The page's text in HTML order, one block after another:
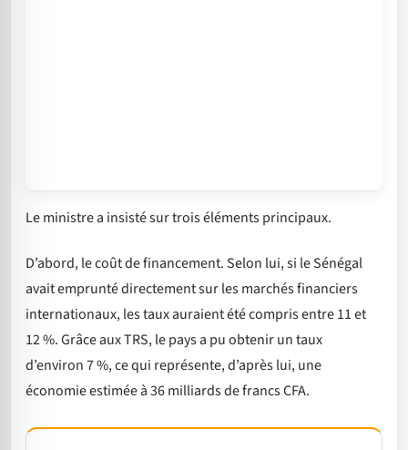
Le ministre a insisté sur trois éléments principaux.
D’abord, le coût de financement. Selon lui, si le Sénégal
avait emprunté directement sur les marchés financiers
internationaux, les taux auraient été compris entre 11 et
12 %. Grâce aux TRS, le pays a pu obtenir un taux
d’environ 7 %, ce qui représente, d’après lui, une
économie estimée à 36 milliards de francs CFA.